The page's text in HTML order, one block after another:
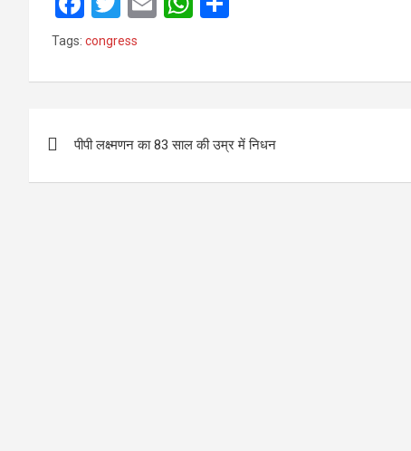
a
b
o
k
wi
er
s
p
p
e
Tags: congress
पीपी लक्ष्मणन का 83 साल की उम्र में निधन